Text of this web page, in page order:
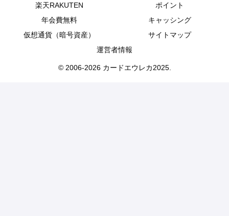
楽天RAKUTEN
ポイント
年会費無料
キャッシング
仮想通貨（暗号資産）
サイトマップ
運営者情報
© 2006-2026 カードエウレカ2025.